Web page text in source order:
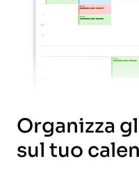
Organizza
sul tuo